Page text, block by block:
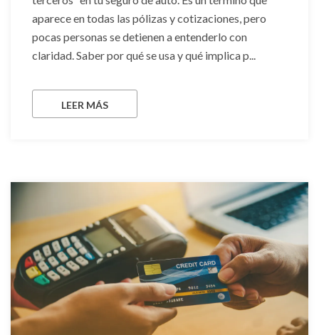
aparece en todas las pólizas y cotizaciones, pero
pocas personas se detienen a entenderlo con
claridad. Saber por qué se usa y qué implica p...
LEER MÁS